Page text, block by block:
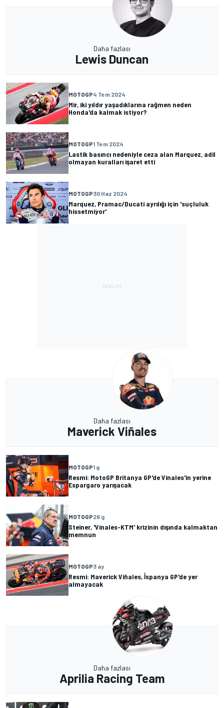
Daha fazlası
Lewis Duncan
MOTOGP4 Tem 2024
Mir, iki yıldır yaşadıklarına rağmen neden
Honda'da kalmak istiyor?
MOTOGP1 Tem 2024
Lastik basıncı nedeniyle ceza alan Marquez, adil
olmayan kuralları işaret etti
MOTOGP30 Haz 2024
Marquez, Pramac/Ducati ayrılığı için 'suçluluk
hissetmiyor'
Daha fazlası
Maverick Viñales
MOTOGP1 g
Resmi: MotoGP Britanya GP'de Vinales'in yerine
Espargaro yarışacak
MOTOGP26 g
Steiner, 'Vinales-KTM' krizinin dışında kalmaktan
memnun
MOTOGP3 ay
Resmi: Maverick Viñales, İspanya GP'de yer
almayacak
Daha fazlası
Aprilia Racing Team